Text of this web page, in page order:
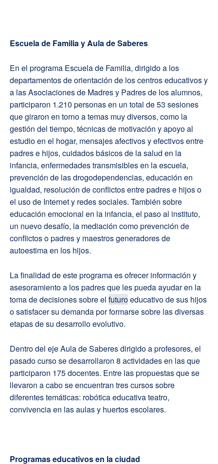
Escuela de Familia y Aula de Saberes
En el programa Escuela de Familia, dirigido a los
departamentos de orientación de los centros educativos y
a las Asociaciones de Madres y Padres de los alumnos,
participaron 1.210 personas en un total de 53 sesiones
que giraron en torno a temas muy diversos, como la
gestión del tiempo, técnicas de motivación y apoyo al
estudio en el hogar, mensajes afectivos y efectivos entre
padres e hijos, cuidados básicos de la salud en la
infancia, enfermedades transmisibles en la escuela,
prevención de las drogodependencias, educación en
igualdad, resolución de conflictos entre padres e hijos o
el uso de Internet y redes sociales. También sobre
educación emocional en la infancia, el paso al instituto,
un nuevo desafío, la mediación como prevención de
conflictos o padres y maestros generadores de
autoestima en los hijos.
La finalidad de este programa es ofrecer información y
asesoramiento a los padres que les pueda ayudar en la
toma de decisiones sobre el futuroeducativo de sus hijos
o satisfacer su demanda por formarse sobre las diversas
etapas de su desarrollo evolutivo.
Dentro del eje Aula de Saberes dirigido a profesores, el
pasado curso se desarrollaron 8 actividades en las que
participaron 175 docentes. Entre las propuestas que se
llevaron a cabo se encuentran tres cursos sobre
diferentes temáticas: robótica educativa teatro,
convivencia en las aulas y huertos escolares.
Programas educativos en la ciudad